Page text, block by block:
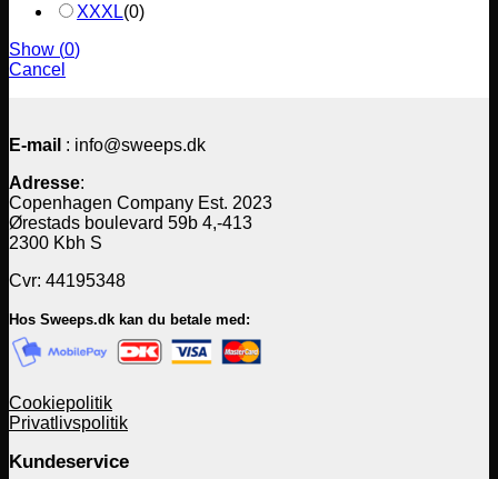
XXXL(0)
Show (0)
Cancel
E-mail : info@sweeps.dk
Adresse:
Copenhagen Company Est. 2023
Ørestads boulevard 59b 4,-413
2300 Kbh S
Cvr: 44195348
Hos Sweeps.dk kan du betale med:
Cookiepolitik
Privatlivspolitik
Kundeservice